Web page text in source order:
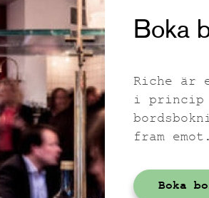
Boka
Riche är
i princip
fram emot.
Boka